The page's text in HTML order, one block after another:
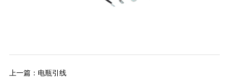
上一篇： 电瓶引线